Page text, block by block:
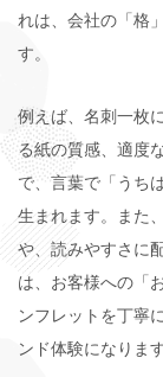
れは、会社の「格
す。
例えば、名刺一枚
る紙の質感、適度
で、言葉で「うち
生まれます。また
や、読みやすさに
は、お客様への「
ンフレットを丁寧
ンド体験になります